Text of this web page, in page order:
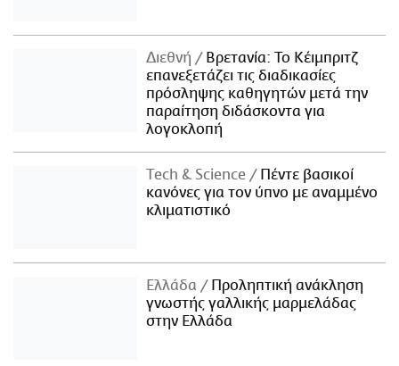
Διεθνή
Βρετανία: Το Κέιμπριτζ
επανεξετάζει τις διαδικασίες
πρόσληψης καθηγητών μετά την
παραίτηση διδάσκοντα για
λογοκλοπή
Τech & Science
Πέντε βασικοί
κανόνες για τον ύπνο με αναμμένο
κλιματιστικό
Ελλάδα
Προληπτική ανάκληση
γνωστής γαλλικής μαρμελάδας
στην Ελλάδα